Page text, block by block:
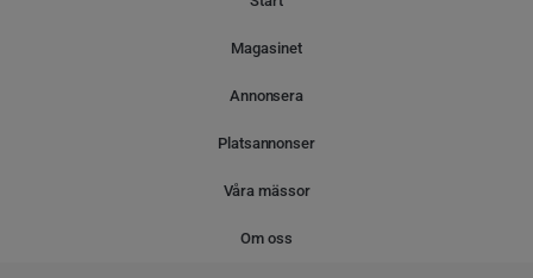
Magasinet
Annonsera
Platsannonser
Våra mässor
Om oss